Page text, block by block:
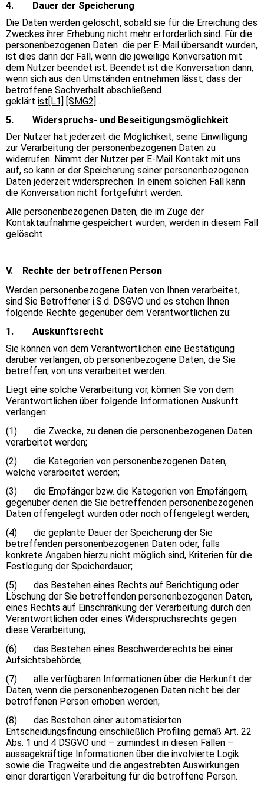
4. Dauer der Speicherung
Die Daten werden gelöscht, sobald sie für die Erreichung des
Zweckes ihrer Erhebung nicht mehr erforderlich sind. Für die
personenbezogenen Daten die per E-Mail übersandt wurden,
ist dies dann der Fall, wenn die jeweilige Konversation mit
dem Nutzer beendet ist. Beendet ist die Konversation dann,
wenn sich aus den Umständen entnehmen lässt, dass der
betroffene Sachverhalt abschließend
geklärt ist[L1] [SMG2] .
5. Widerspruchs- und Beseitigungsmöglichkeit
Der Nutzer hat jederzeit die Möglichkeit, seine Einwilligung
zur Verarbeitung der personenbezogenen Daten zu
widerrufen. Nimmt der Nutzer per E-Mail Kontakt mit uns
auf, so kann er der Speicherung seiner personenbezogenen
Daten jederzeit widersprechen. In einem solchen Fall kann
die Konversation nicht fortgeführt werden.
Alle personenbezogenen Daten, die im Zuge der
Kontaktaufnahme gespeichert wurden, werden in diesem Fall
gelöscht.
V. Rechte der betroffenen Person
Werden personenbezogene Daten von Ihnen verarbeitet,
sind Sie Betroffener i.S.d. DSGVO und es stehen Ihnen
folgende Rechte gegenüber dem Verantwortlichen zu:
1. Auskunftsrecht
Sie können von dem Verantwortlichen eine Bestätigung
darüber verlangen, ob personenbezogene Daten, die Sie
betreffen, von uns verarbeitet werden.
Liegt eine solche Verarbeitung vor, können Sie von dem
Verantwortlichen über folgende Informationen Auskunft
verlangen:
(1) die Zwecke, zu denen die personenbezogenen Daten
verarbeitet werden;
(2) die Kategorien von personenbezogenen Daten,
welche verarbeitet werden;
(3) die Empfänger bzw. die Kategorien von Empfängern,
gegenüber denen die Sie betreffenden personenbezogenen
Daten offengelegt wurden oder noch offengelegt werden;
(4) die geplante Dauer der Speicherung der Sie
betreffenden personenbezogenen Daten oder, falls
konkrete Angaben hierzu nicht möglich sind, Kriterien für die
Festlegung der Speicherdauer;
(5) das Bestehen eines Rechts auf Berichtigung oder
Löschung der Sie betreffenden personenbezogenen Daten,
eines Rechts auf Einschränkung der Verarbeitung durch den
Verantwortlichen oder eines Widerspruchsrechts gegen
diese Verarbeitung;
(6) das Bestehen eines Beschwerderechts bei einer
Aufsichtsbehörde;
(7) alle verfügbaren Informationen über die Herkunft der
Daten, wenn die personenbezogenen Daten nicht bei der
betroffenen Person erhoben werden;
(8) das Bestehen einer automatisierten
Entscheidungsfindung einschließlich Profiling gemäß Art. 22
Abs. 1 und 4 DSGVO und – zumindest in diesen Fällen –
aussagekräftige Informationen über die involvierte Logik
sowie die Tragweite und die angestrebten Auswirkungen
einer derartigen Verarbeitung für die betroffene Person.